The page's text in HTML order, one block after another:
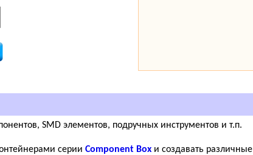
SMD элементов, подручных инструментов и т.п.
серии Component Box и создавать различные